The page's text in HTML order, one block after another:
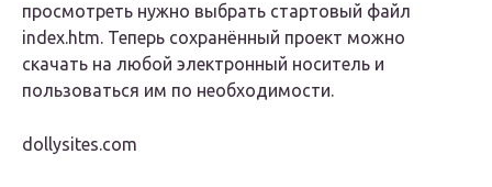
просмотреть нужно выбрать стартовый файл
index.htm. Теперь сохранённый проект можно
скачать на любой электронный носитель и
пользоваться им по необходимости.
dollysites.com